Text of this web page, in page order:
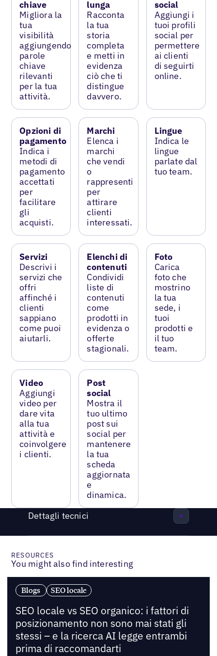
chiave
Migliora la
tua
visibilità
aggiungendo
parole
chiave
rilevanti
per la tua
attività.
lunga
Racconta
la tua
storia
completa
e metti in
evidenza
ciò che ti
distingue
davvero.
social
Aggiungi i
tuoi profili
social per
permettere
ai clienti
di seguirti
online.
Opzioni di
pagamento
Indica i
metodi di
pagamento
accettati
per
facilitare
gli
acquisti.
Marchi
Elenca i
marchi
che vendi
o
rappresenti
per
attirare
clienti
interessati.
Lingue
Indica le
lingue
parlate dal
tuo team.
Servizi
Descrivi i
servizi che
offri
affinché i
clienti
sappiano
come puoi
aiutarli.
Elenchi di
contenuti
Condividi
liste di
contenuti
come
prodotti in
evidenza o
offerte
stagionali.
Foto
Carica
foto che
mostrino
la tua
sede, i
tuoi
prodotti e
il tuo
team.
Video
Aggiungi
video per
dare vita
alla tua
attività e
coinvolgere
i clienti.
Post
social
Mostra il
tuo ultimo
post sui
social per
mantenere
la tua
scheda
aggiornata
e
dinamica.
Dettagli tecnici
RESOURCES
You might also find interesting
Blogs SEO locale
SEO locale vs SEO organico: i fattori di
posizionamento non sono mai stati gli
stessi – e la ricerca AI legge entrambi
prima di raccomandarti